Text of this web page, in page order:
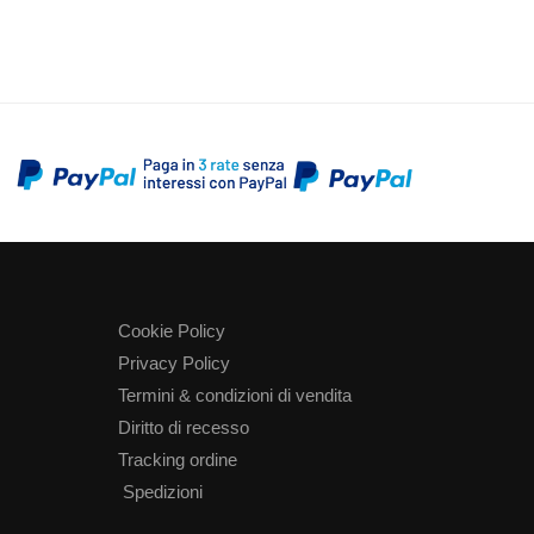
Cookie Policy
Privacy Policy
Termini & condizioni di vendita
Diritto di recesso
Tracking ordine
Spedizioni